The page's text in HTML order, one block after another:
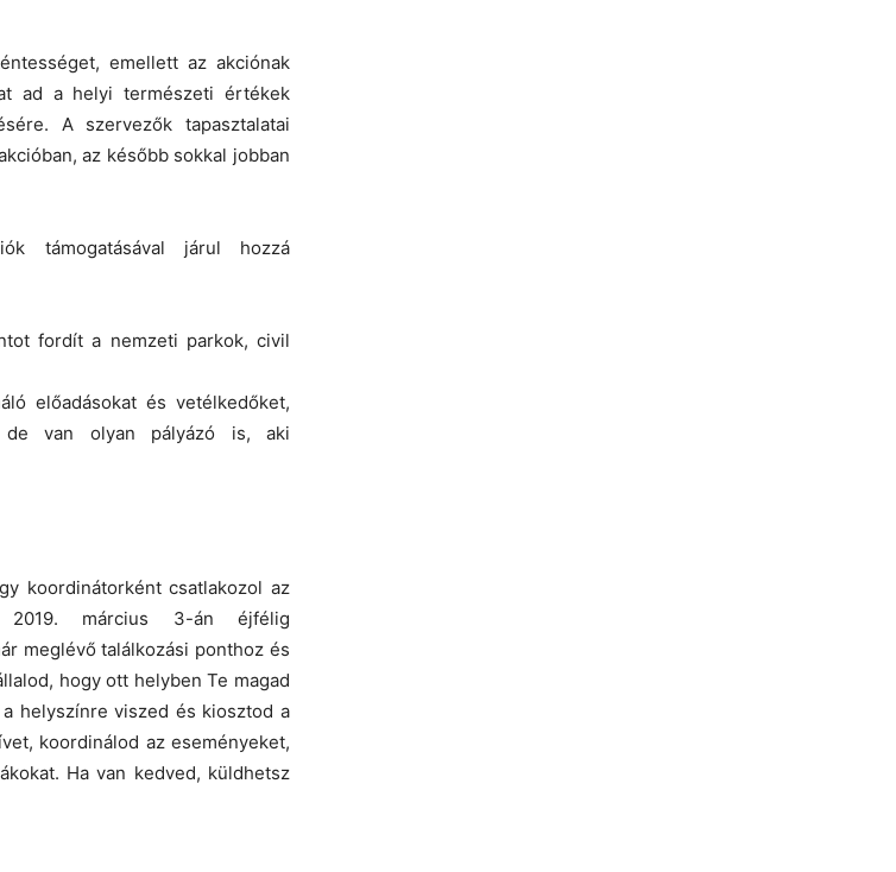
emellett az akciónak
ad a helyi természeti értékek
A szervezők tapasztalatai
az később sokkal jobban
támogatásával járul hozzá
fordít a nemzeti parkok, civil
előadásokat és vetélkedőket,
de van olyan pályázó is, aki
koordinátorként csatlakozol az
2019. március 3-án éjfélig
meglévő találkozási ponthoz és
hogy ott helyben Te magad
helyszínre viszed és kiosztod a
koordinálod az eseményeket,
Ha van kedved, küldhetsz